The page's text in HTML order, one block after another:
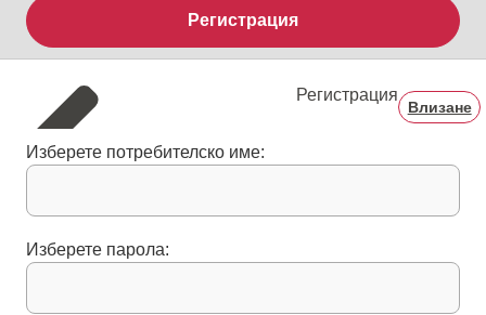
Регистрация
Регистрация
Влизане
Изберете потребителско име:
Изберете парола: